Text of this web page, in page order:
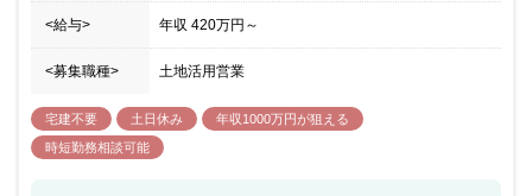
<給与> 年収 420万円 ～
<募集職種> 土地活用営業
宅建不要 土日休み
年収1000万円が狙える
時短勤務相談可能